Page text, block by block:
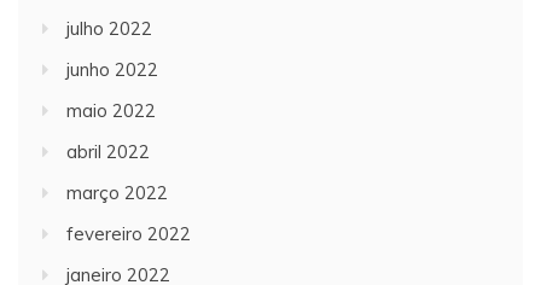
julho 2022
junho 2022
maio 2022
abril 2022
março 2022
fevereiro 2022
janeiro 2022